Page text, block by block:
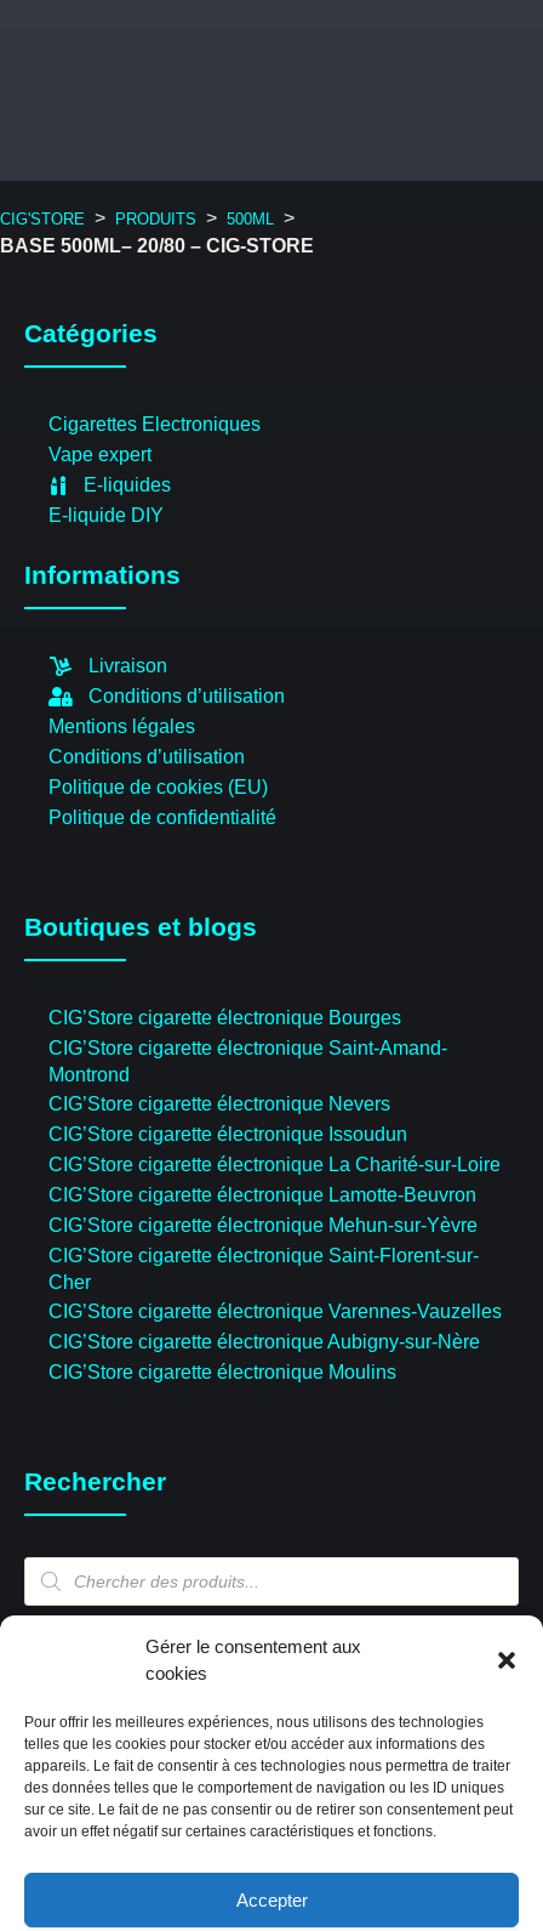
Gérer le consentement aux
cookies
Pour offrir les meilleures expériences, nous utilisons des technologies
telles que les cookies pour stocker et/ou accéder aux informations des
appareils. Le fait de consentir à ces technologies nous permettra de traiter
des données telles que le comportement de navigation ou les ID uniques
sur ce site. Le fait de ne pas consentir ou de retirer son consentement peut
avoir un effet négatif sur certaines caractéristiques et fonctions.
Accepter
CIG'STORE > PRODUITS > 500ML
>
BASE 500ML– 20/80 – CIG-STORE
Catégories
Cigarettes Electroniques
Vape expert
E-liquides
E-liquide DIY
Informations
Livraison
Conditions d’utilisation
Mentions légales
Conditions d’utilisation
Politique de cookies (EU)
Politique de confidentialité
Boutiques et blogs
CIG’Store cigarette électronique Bourges
CIG’Store cigarette électronique Saint-Amand-
Montrond
CIG’Store cigarette électronique Nevers
CIG’Store cigarette électronique Issoudun
CIG’Store cigarette électronique La Charité-sur-Loire
CIG’Store cigarette électronique Lamotte-Beuvron
CIG’Store cigarette électronique Mehun-sur-Yèvre
CIG’Store cigarette électronique Saint-Florent-sur-
Cher
CIG’Store cigarette électronique Varennes-Vauzelles
CIG’Store cigarette électronique Aubigny-sur-Nère
CIG’Store cigarette électronique Moulins
Rechercher
Recherche
produits
Mon compte
Mon compte
Validation de la commande
Panier
Boutique
Politique de cookies (EU)